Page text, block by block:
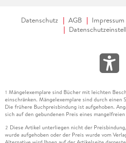
Datenschutz AGB Impressum
1 Mängelexemplare sind Bücher mit leichten
einschränken. Mängelexemplare sind durch einen
Die frühere Buchpreisbindung ist aufgehoben.
sich auf den gebundenen Preis eines mangelfreien
2 Diese Artikel unterliegen nicht der
wurde aufgehoben oder der Preis wurde vom